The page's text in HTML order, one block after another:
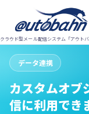
クラウド型メール配信システム「アウトバ
データ連携
カスタムオブ
信に利用でき